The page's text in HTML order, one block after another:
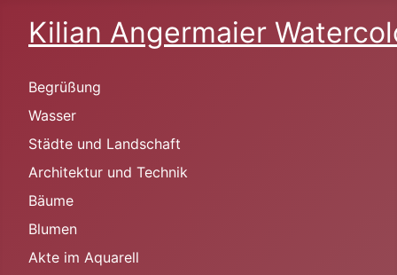
Kilian Angermaier
Begrüßung
Wasser
Städte und Landschaft
Architektur und Technik
Bäume
Blumen
Akte im Aquarell